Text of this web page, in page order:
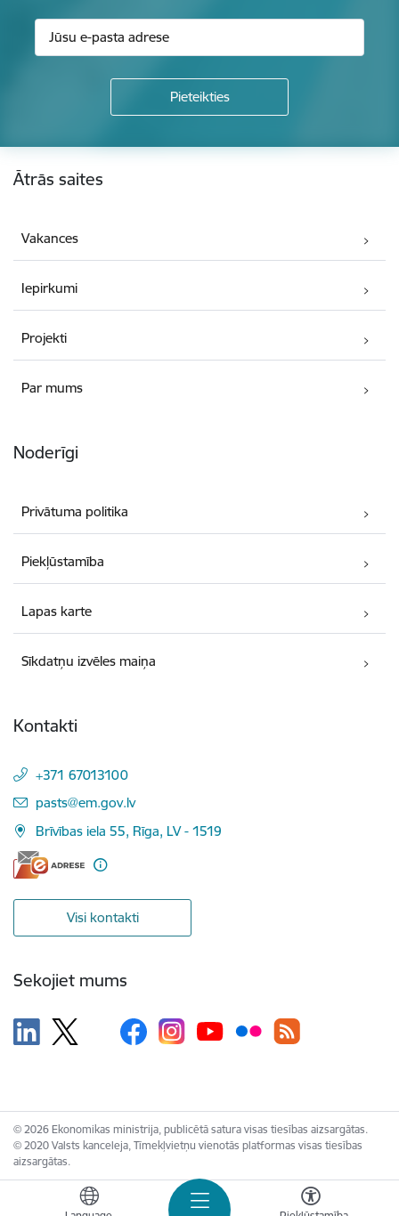
Kājene
Ātrās saites
Vakances
Iepirkumi
Projekti
Par mums
Noderīgi
Privātuma politika
Piekļūstamība
Lapas karte
Sīkdatņu izvēles maiņa
Kontakti
+371 67013100
E-pasts:
pasts@em.gov.lv
Brīvības iela 55, Rīga, LV - 1519
Visi kontakti
Sekojiet mums
© 2026 Ekonomikas ministrija, publicētā satura visas tiesības aizsargātas.
© 2020 Valsts kanceleja, Tīmekļvietņu vienotās platformas visas tiesības
aizsargātas.